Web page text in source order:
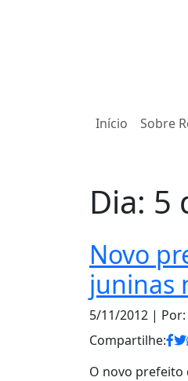
Início Sobre
Dia: 5
Novo
juninas
5/11/2012 |
Compartilhe:
O novo prefeito